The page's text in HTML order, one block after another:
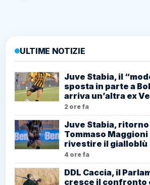
ULTIME NOTIZIE
Juve Stabia, il
sposta in parte a
arriva un’altra ex
2 ore fa
Juve Stabia,
Tommaso
rivestire il gialloblù
4 ore fa
DDL Caccia, il
cresce il confronto